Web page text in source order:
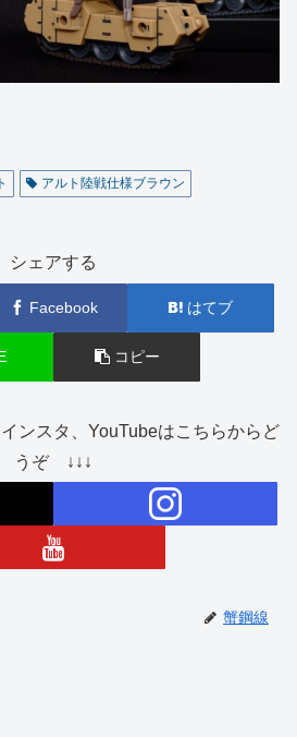
アルト陸戦仕様ブラウン
シェアする
Facebook はてブ
コピー
ンスタ、YouTubeはこちらからど
うぞ ↓↓↓
蟹鋼線